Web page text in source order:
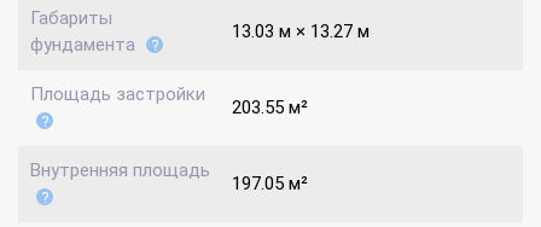
Габариты
фундамента
13.03 м × 13.27 м
Площадь застройки
203.55 м²
Внутренняя площадь
197.05 м²